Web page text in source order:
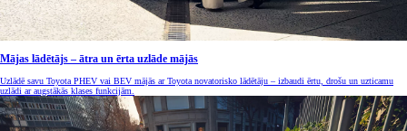
Mājas lādētājs – ātra un ērta uzlāde mājās
Uzlādē savu Toyota PHEV vai BEV mājās ar Toyota novatorisko lādētāju – izbaudi ērtu, drošu un uzticamu
uzlādi ar augstākās klases funkcijām.